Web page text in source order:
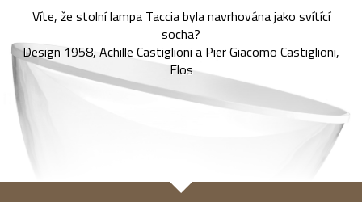
Víte, že stolní lampa Taccia byla navrhována jako svítící
socha?
Design 1958, Achille Castiglioni a Pier Giacomo Castiglioni,
Flos